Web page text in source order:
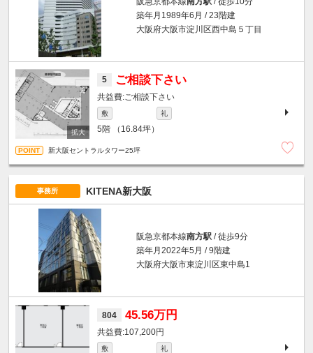
築年月1989年6月 / 23階建
大阪府大阪市淀川区西中島５丁目
5 ご相談下さい
ご相談下さい
敷 礼
5階 （16.84坪）
新大阪セントラルタワー25坪
事務所 KITENA新大阪
阪急京都本線南方駅 / 徒歩9分
築年月2022年5月 / 9階建
大阪府大阪市東淀川区東中島1
804 45.56万円
107,200円
敷 礼